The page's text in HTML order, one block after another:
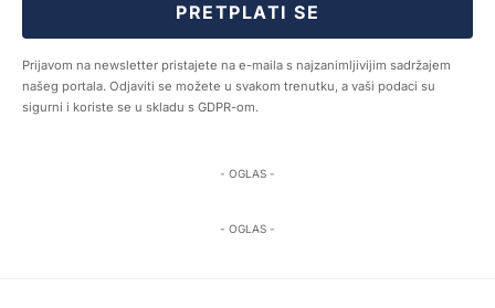
PRETPLATI SE
Prijavom na newsletter pristajete na e-maila s najzanimljivijim sadržajem
našeg portala. Odjaviti se možete u svakom trenutku, a vaši podaci su
sigurni i koriste se u skladu s GDPR-om.
- OGLAS -
- OGLAS -